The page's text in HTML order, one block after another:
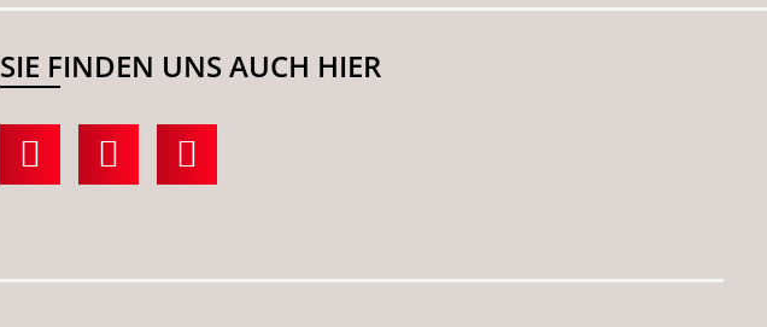
SIE FINDEN UNS AUCH HIER